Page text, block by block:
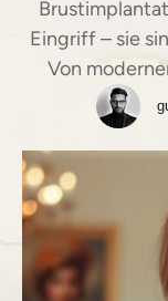
Eingriff – sie
Von
Formen bis
Erfahren Sie